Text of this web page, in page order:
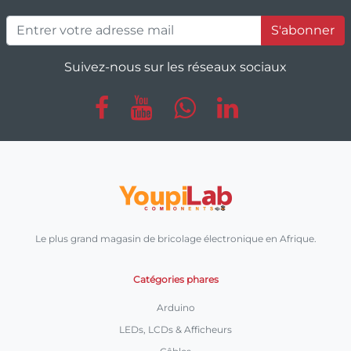
S'abonner
Suivez-nous sur les réseaux sociaux
Le plus grand magasin de bricolage électronique en Afrique.
Catégories phares
Arduino
LEDs, LCDs & Afficheurs